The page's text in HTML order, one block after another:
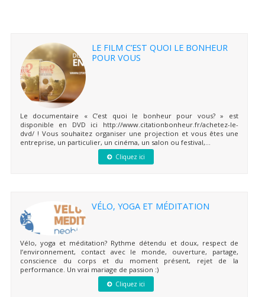
LE FILM C’EST QUOI LE BONHEUR
POUR VOUS
Le documentaire « C’est quoi le bonheur pour vous? » est
disponible en DVD ici http://www.citationbonheur.fr/achetez-le-
dvd/ ! Vous souhaitez organiser une projection et vous êtes une
entreprise, un particulier, un cinéma, un salon ou festival,...
Cliquez ici
VÉLO, YOGA ET MÉDITATION
Vélo, yoga et méditation? Rythme détendu et doux, respect de
l’environnement, contact avec le monde, ouverture, partage,
conscience du corps et du moment présent, rejet de la
performance. Un vrai mariage de passion :)
Cliquez ici